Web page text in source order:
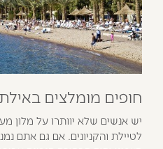
חופים מומלצים
יש אנשים שלא יוותרו על מלון
לטיילת והקניונים. אם גם אתם